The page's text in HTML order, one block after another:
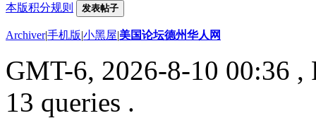
本版积分规则 发表帖子
Archiver|手机版|小黑屋|美国论坛德州华人网
GMT-6, 2026-8-10 00:36 ,
13 queries .